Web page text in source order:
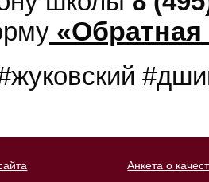
«Обратная
Анкета о